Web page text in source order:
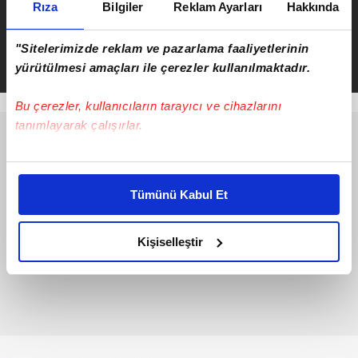
Rıza Bilgiler Reklam Ayarları Hakkında
"Sitelerimizde reklam ve pazarlama faaliyetlerinin
yürütülmesi amaçları ile çerezler kullanılmaktadır.
Bu çerezler, kullanıcıların tarayıcı ve cihazlarını
tanımlayarak çalışırlar.
Bu çerezlere izin vermeniz halinde sizlere özel
daha iyi reklam deneyimi yaşatabiliriz. Bunu yaparken
amacımızın size daha iyi bir reklam deneyimi sunmak
olduğunu ve sizlere en iyi içerikleri sunabilmek adına
elimizden gelen çabayı gösterdiğimizi ve bu noktada,
reklamların maliyetlerimizi karşılamak noktasında tek gelir
Tümünü Kabul Et
Kişiselleştir
Canlı yayında 'kokain içiyorum'
Doğu gözaltına alındı